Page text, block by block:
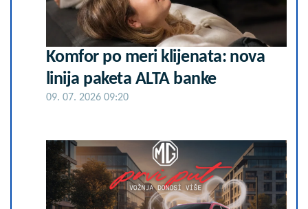
Komfor po meri klijenata: nova
linija paketa ALTA banke
09. 07. 2026 09:20